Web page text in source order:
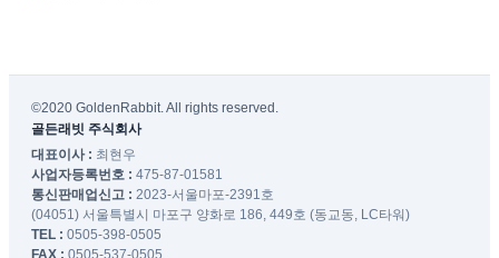
©2020 GoldenRabbit. All rights reserved.
골든래빗 주식회사
대표이사 : 최현우
사업자등록번호 : 475-87-01581
통신판매업신고 : 2023-서울마포-2391호
(04051) 서울특별시 마포구 양화로 186, 449호 (동교동, LC타워)
TEL : 0505-398-0505
FAX : 0505-537-0505